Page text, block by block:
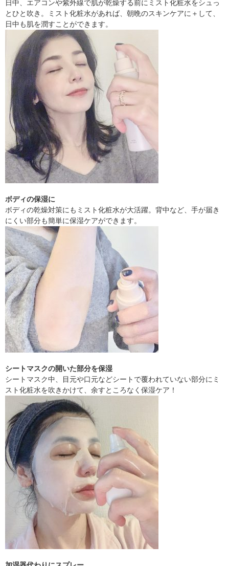
日中、エアコンや紫外線で肌が乾燥する前にミスト化粧水をシュっ
とひと吹き。ミスト化粧水があれば、朝晩のスキンケアに＋して、
日中も肌を潤すことができます。
ボディの保湿に
ボディの乾燥対策にもミスト化粧水が大活躍。背中など、手が届き
にくい部分も簡単に保湿ケアができます。
シートマスクの開いた部分を保湿
シートマスク中、目元や口元などシートで覆われていない部分にミ
スト化粧水を吹きかけて、余すところなく保湿ケア！